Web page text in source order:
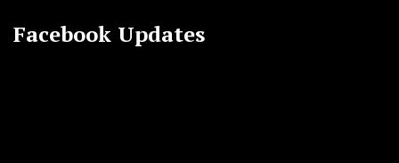
Facebook Updates